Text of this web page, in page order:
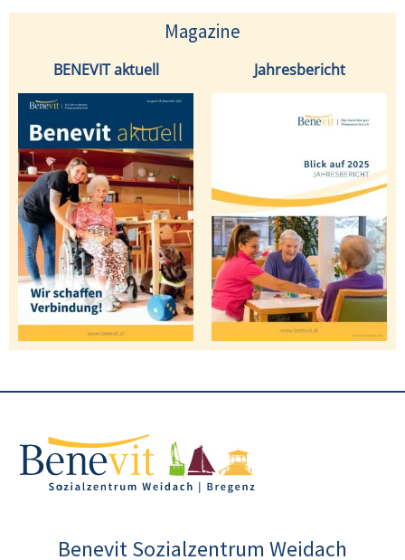
Magazine
BENEVIT aktuell Jahresbericht
Benevit Sozialzentrum Weidach